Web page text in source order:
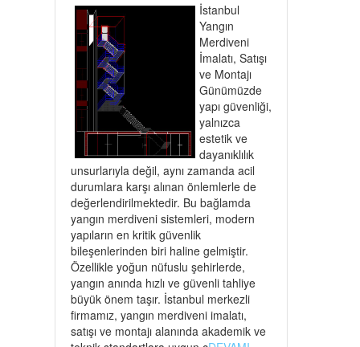
İstanbul
Yangın
Merdiveni
İmalatı, Satışı
ve Montajı
Günümüzde
yapı güvenliği,
yalnızca
estetik ve
dayanıklılık
unsurlarıyla değil, aynı zamanda acil
durumlara karşı alınan önlemlerle de
değerlendirilmektedir. Bu bağlamda
yangın merdiveni sistemleri, modern
yapıların en kritik güvenlik
bileşenlerinden biri haline gelmiştir.
Özellikle yoğun nüfuslu şehirlerde,
yangın anında hızlı ve güvenli tahliye
büyük önem taşır. İstanbul merkezli
firmamız, yangın merdiveni imalatı,
satışı ve montajı alanında akademik ve